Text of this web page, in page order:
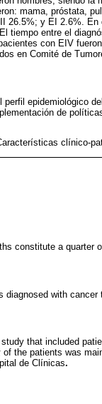
mama, próstata,
26.5%; y EI 2.6%.
tiempo entre el
con EIV
en Comité de
epidemiológico
de
clínico-
constitute a quarter
with
that included
the patients was
de Clínicas.